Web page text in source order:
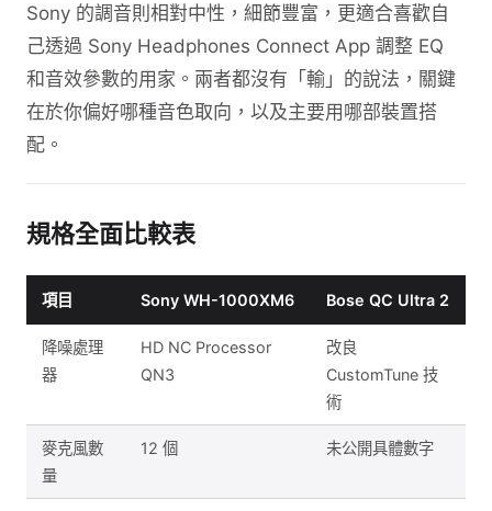
Sony 的調音則相對中性，細節豐富，更適合喜歡自
己透過 Sony Headphones Connect App 調整 EQ
和音效參數的用家。兩者都沒有「輸」的說法，關鍵
在於你偏好哪種音色取向，以及主要用哪部裝置搭
配。
規格全面比較表
項目 Sony WH-1000XM6 Bose QC Ultra 2
降噪處理
器
HD NC Processor
QN3
改良
CustomTune 技
術
麥克風數
量
12 個 未公開具體數字